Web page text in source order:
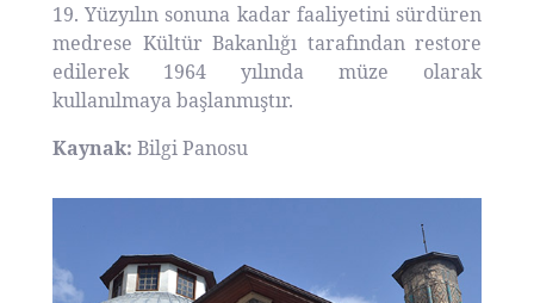
19. Yüzyılın sonuna kadar faaliyetini sürdüren
medrese Kültür Bakanlığı tarafından restore
edilerek 1964 yılında müze olarak
kullanılmaya başlanmıştır.
Kaynak: Bilgi Panosu